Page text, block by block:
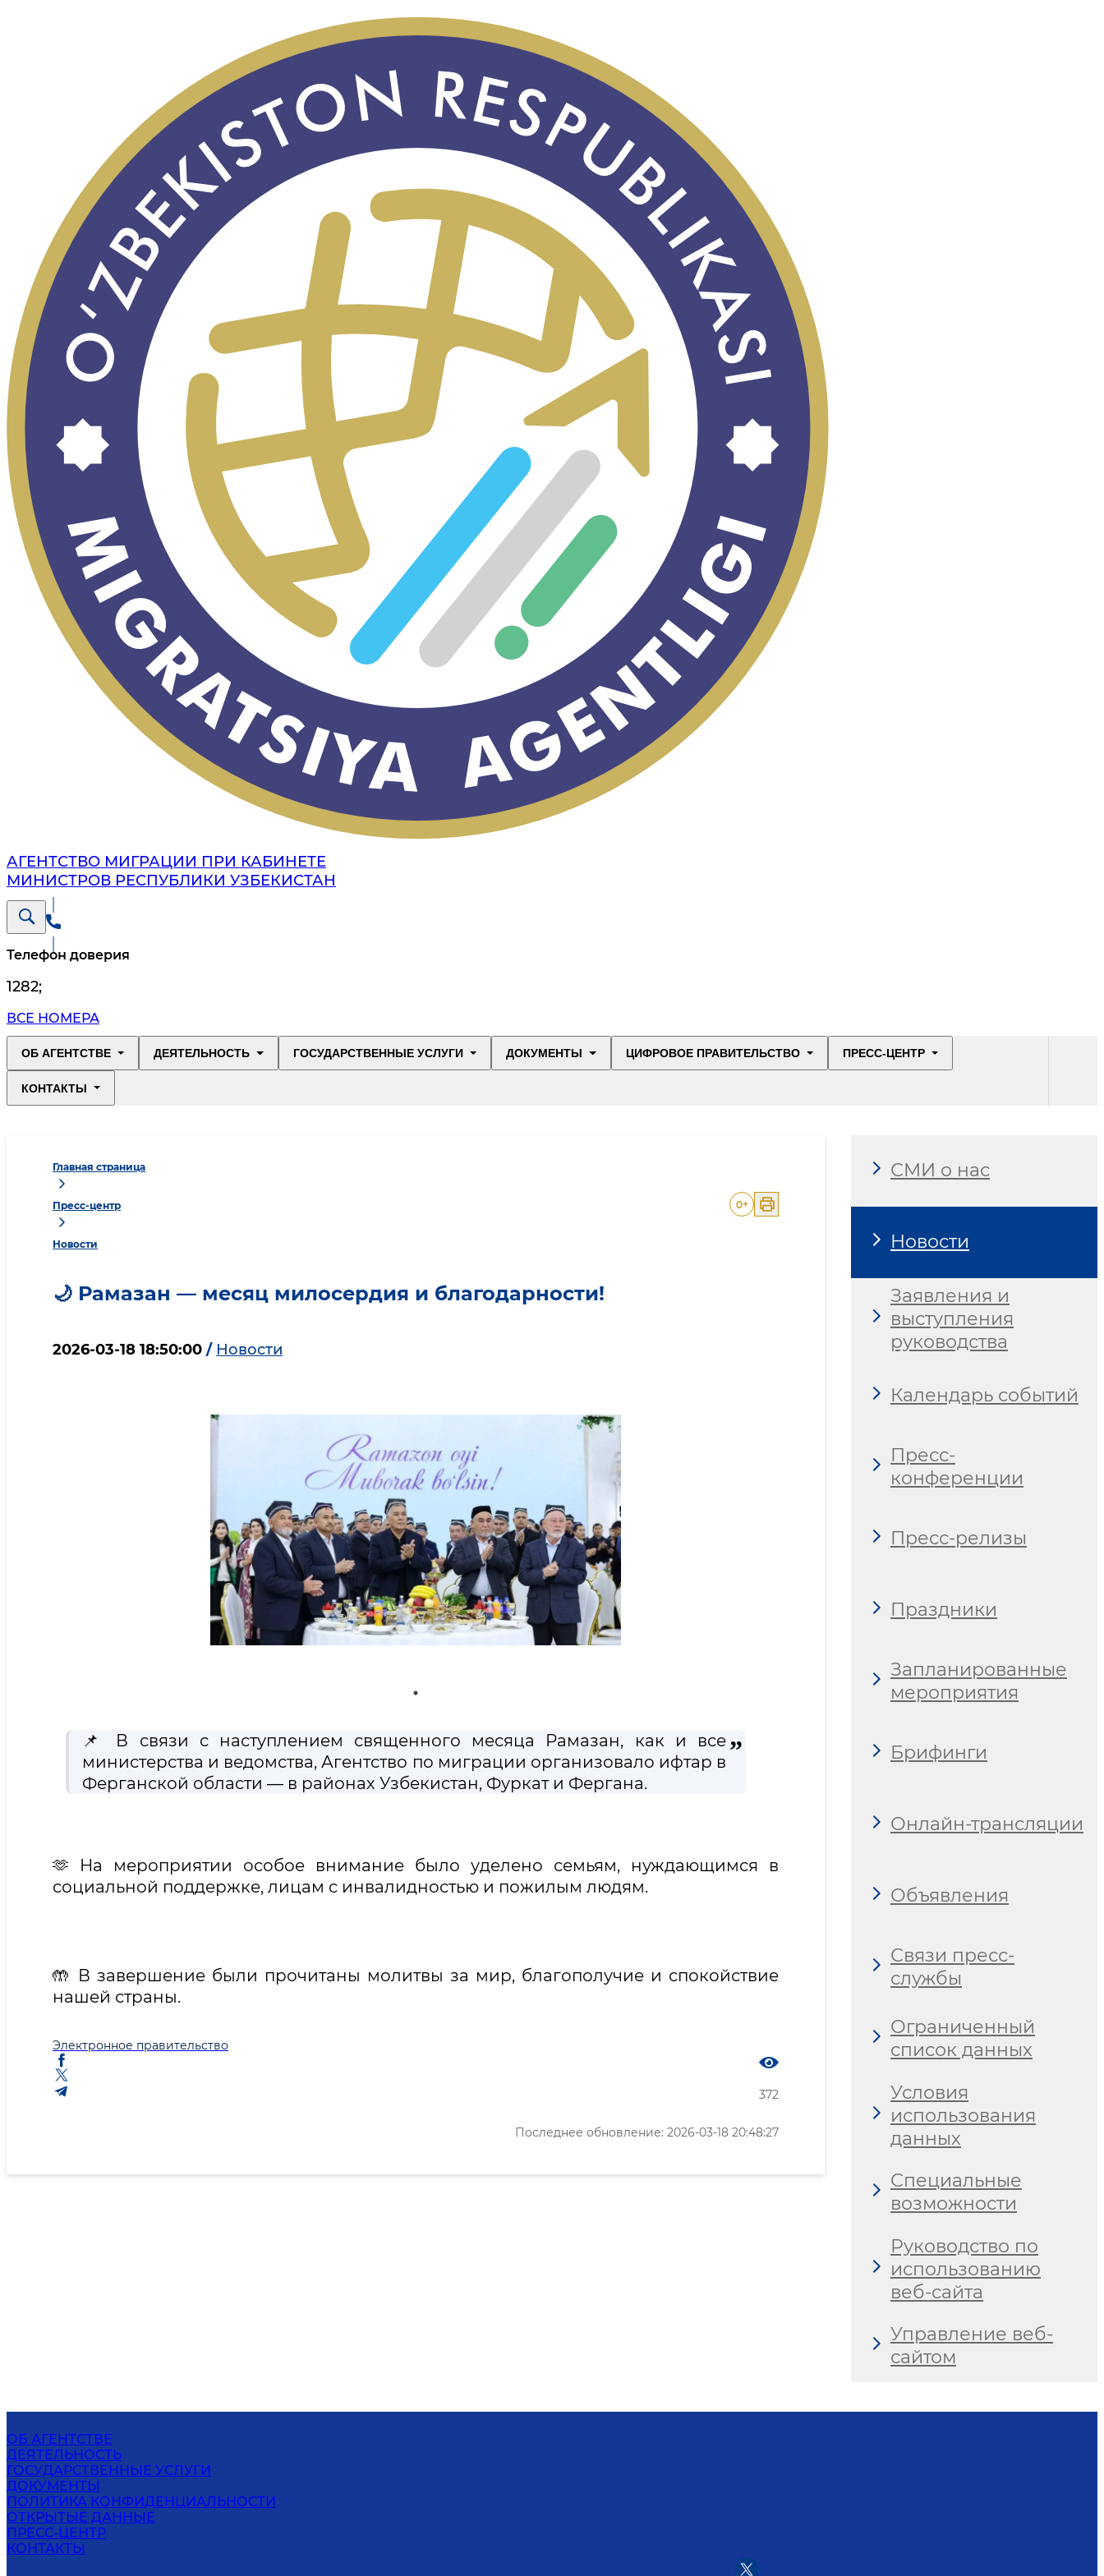
АГЕНТСТВО МИГРАЦИИ ПРИ КАБИНЕТЕ
МИНИСТРОВ РЕСПУБЛИКИ УЗБЕКИСТАН
Телефон доверия
1282;
ВСЕ НОМЕРА
ОБ АГЕНТСТВЕ ДЕЯТЕЛЬНОСТЬ ГОСУДАРСТВЕННЫЕ УСЛУГИ ДОКУМЕНТЫ ЦИФРОВОЕ ПРАВИТЕЛЬСТВО ПРЕСС-ЦЕНТР
КОНТАКТЫ
Главная страница
Пресс-центр
Новости
0+
🌙 Рамазан — месяц милосердия и благодарности!
2026-03-18 18:50:00 / Новости
📌 В связи с наступлением священного месяца Рамазан, как и все
министерства и ведомства, Агентство по миграции организовало ифтар в
Ферганской области — в районах Узбекистан, Фуркат и Фергана.
🫶 На мероприятии особое внимание было уделено семьям, нуждающимся в
социальной поддержке, лицам с инвалидностью и пожилым людям.
🤲 В завершение были прочитаны молитвы за мир, благополучие и спокойствие
нашей страны.
Электронное правительство
372
Последнее обновление: 2026-03-18 20:48:27
СМИ о нас
Новости
Заявления и
выступления
руководства
Календарь событий
Пресс-
конференции
Пресс-релизы
Праздники
Запланированные
мероприятия
Брифинги
Онлайн-трансляции
Объявления
Связи пресс-
службы
Ограниченный
список данных
Условия
использования
данных
Специальные
возможности
Руководство по
использованию
веб-сайта
Управление веб-
сайтом
ОБ АГЕНТСТВЕ
ДЕЯТЕЛЬНОСТЬ
ГОСУДАРСТВЕННЫЕ УСЛУГИ
ДОКУМЕНТЫ
ПОЛИТИКА КОНФИДЕНЦИАЛЬНОСТИ
ОТКРЫТЫЕ ДАННЫЕ
ПРЕСС-ЦЕНТР
КОНТАКТЫ